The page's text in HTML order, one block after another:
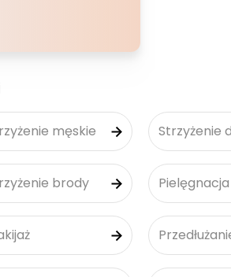
męskie Strzyżenie
brody